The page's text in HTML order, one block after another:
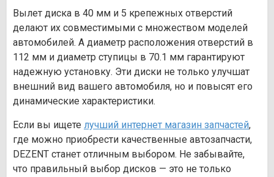
Вылет диска в 40 мм и 5 крепежных отверстий
делают их совместимыми с множеством моделей
автомобилей. А диаметр расположения отверстий в
112 мм и диаметр ступицы в 70.1 мм гарантируют
надежную установку. Эти диски не только улучшат
внешний вид вашего автомобиля, но и повысят его
динамические характеристики.
Если вы ищете лучший интернет магазин запчастей,
где можно приобрести качественные автозапчасти,
DEZENT станет отличным выбором. Не забывайте,
что правильный выбор дисков — это не только